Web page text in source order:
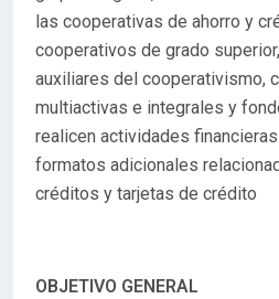
las cooperativas de ahorro y
cooperativos de grado
auxiliares del cooperativismo,
multiactivas e integrales y
realicen actividades
formatos adicionales
créditos y tarjetas de crédito
OBJETIVO GENERAL